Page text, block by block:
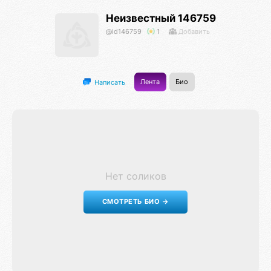
Неизвестный 146759
@id146759 1 Добавить
Написать Лента Био
Нет соликов
СМОТРЕТЬ БИО →